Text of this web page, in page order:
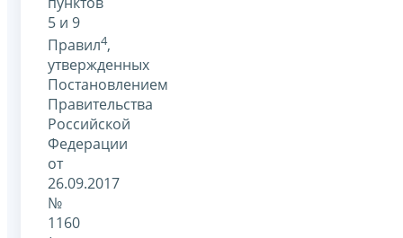
5 и 9
Правил4,
утвержденных
Постановлением
Правительства
Российской
Федерации
от
26.09.2017
№
1160